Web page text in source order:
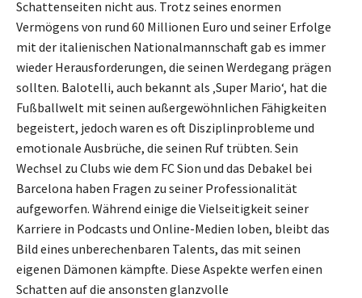
Schattenseiten nicht aus. Trotz seines enormen
Vermögens von rund 60 Millionen Euro und seiner Erfolge
mit der italienischen Nationalmannschaft gab es immer
wieder Herausforderungen, die seinen Werdegang prägen
sollten. Balotelli, auch bekannt als ‚Super Mario‘, hat die
Fußballwelt mit seinen außergewöhnlichen Fähigkeiten
begeistert, jedoch waren es oft Disziplinprobleme und
emotionale Ausbrüche, die seinen Ruf trübten. Sein
Wechsel zu Clubs wie dem FC Sion und das Debakel bei
Barcelona haben Fragen zu seiner Professionalität
aufgeworfen. Während einige die Vielseitigkeit seiner
Karriere in Podcasts und Online-Medien loben, bleibt das
Bild eines unberechenbaren Talents, das mit seinen
eigenen Dämonen kämpfte. Diese Aspekte werfen einen
Schatten auf die ansonsten glanzvolle